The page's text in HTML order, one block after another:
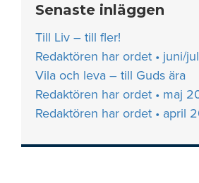
Senaste inläggen
Till Liv – till fler!
Redaktören har ordet • juni/
Vila och leva – till Guds ära
Redaktören har ordet • maj
Redaktören har ordet • april